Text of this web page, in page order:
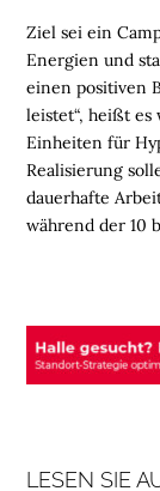
O
N
E
N
B
R
A
N
F
D
Ziel sei ein
Energien und
einen positiven
leistet“, heißt es
Einheiten für
Realisierung
dauerhafte
während der 10
LESEN SIE